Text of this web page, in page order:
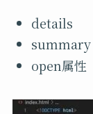
details
summary
open属性